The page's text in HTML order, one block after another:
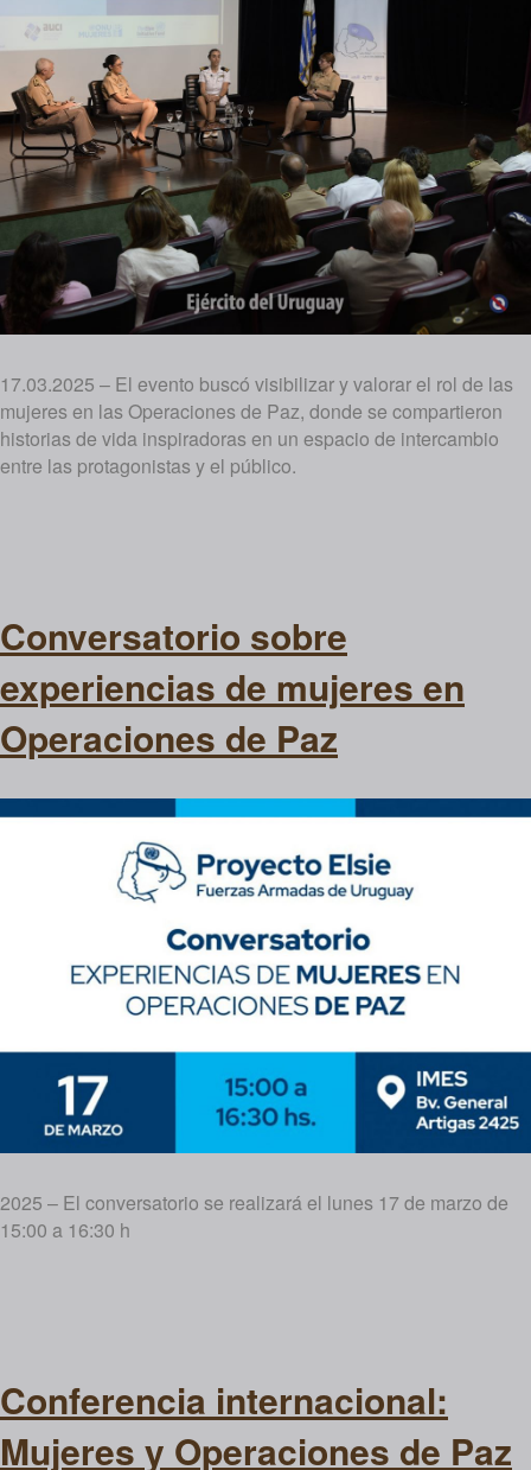
17.03.2025 – El evento buscó visibilizar y valorar el rol de las
mujeres en las Operaciones de Paz, donde se compartieron
historias de vida inspiradoras en un espacio de intercambio
entre las protagonistas y el público.
Conversatorio sobre
experiencias de mujeres en
Operaciones de Paz
2025 – El conversatorio se realizará el lunes 17 de marzo de
15:00 a 16:30 h
Conferencia internacional:
Mujeres y Operaciones de Paz